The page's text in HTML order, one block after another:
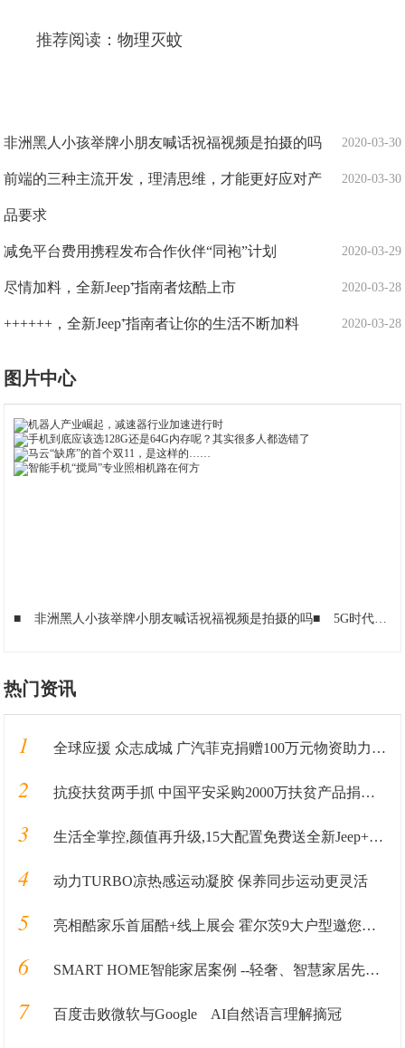
推荐阅读：物理灭蚊
2020-03-30
非洲黑人小孩举牌小朋友喊话祝福视频是拍摄的吗
2020-03-30
前端的三种主流开发，理清思维，才能更好应对产
品要求
2020-03-29
减免平台费用携程发布合作伙伴“同袍”计划
2020-03-28
尽情加料，全新Jeep⁺指南者炫酷上市
2020-03-28
++++++，全新Jeep⁺指南者让你的生活不断加料
图片中心
■ 非洲黑人小孩举牌小朋友喊话祝福视频是拍摄的吗■ 5G时代轻松实现1000平方覆盖，华硕（ASUS）AiMesh AX6100评测
热门资讯
1 全球应援 众志成城 广汽菲克捐赠100万元物资助力抗“疫”
2 抗疫扶贫两手抓 中国平安采购2000万扶贫产品捐赠武汉
3 生活全掌控,颜值再升级,15大配置免费送全新Jeep+指南者加料上市
4 动力TURBO凉热感运动凝胶 保养同步运动更灵活
5 亮相酷家乐首届酷+线上展会 霍尔茨9大户型邀您抢鲜看！
6 SMART HOME智能家居案例 --轻奢、智慧家居先行者
7 百度击败微软与Google AI自然语言理解摘冠